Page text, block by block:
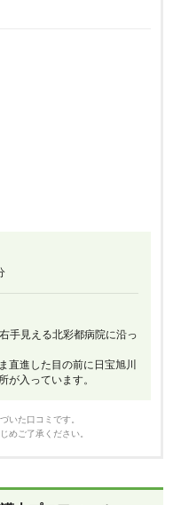
手見える北彩都病院に沿っ
直進した目の前に日宝旭川
が入っています。
いた口コミです。
めご了承ください。